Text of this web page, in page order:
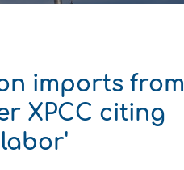
imports from
XPCC citing